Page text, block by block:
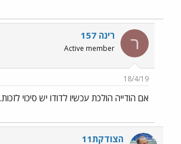
ר רינה 157
Active member
18/4/19
אם הודייה הולכת עכשיו לדודו יש סיכוי
הצודקת11